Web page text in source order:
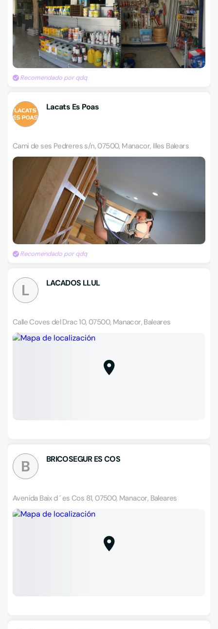
Recomendado por qdq
Lacats Es Poas
Cami de ses Pedreres s/n, 07500, Manacor, Illes Balears
Recomendado por qdq
L LACADOS LLUL
Calle Coves del Drac 10, 07500, Manacor, Baleares
B BRICOSEGUR ES COS
Avenida Baix d ´ es Cos 81, 07500, Manacor, Baleares